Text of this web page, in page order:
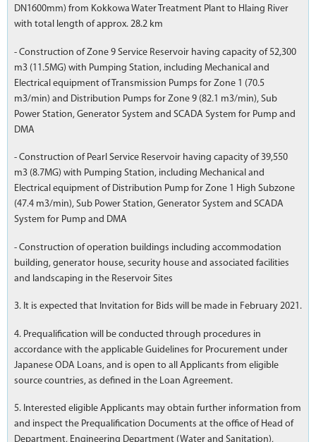
DN1600mm) from Kokkowa Water Treatment Plant to Hlaing River
with total length of approx. 28.2 km
- Construction of Zone 9 Service Reservoir having capacity of 52,300
m3 (11.5MG) with Pumping Station, including Mechanical and
Electrical equipment of Transmission Pumps for Zone 1 (70.5
m3/min) and Distribution Pumps for Zone 9 (82.1 m3/min), Sub
Power Station, Generator System and SCADA System for Pump and
DMA
- Construction of Pearl Service Reservoir having capacity of 39,550
m3 (8.7MG) with Pumping Station, including Mechanical and
Electrical equipment of Distribution Pump for Zone 1 High Subzone
(47.4 m3/min), Sub Power Station, Generator System and SCADA
System for Pump and DMA
- Construction of operation buildings including accommodation
building, generator house, security house and associated facilities
and landscaping in the Reservoir Sites
3. It is expected that Invitation for Bids will be made in February 2021.
4. Prequalification will be conducted through procedures in
accordance with the applicable Guidelines for Procurement under
Japanese ODA Loans, and is open to all Applicants from eligible
source countries, as defined in the Loan Agreement.
5. Interested eligible Applicants may obtain further information from
and inspect the Prequalification Documents at the office of Head of
Department, Engineering Department (Water and Sanitation),